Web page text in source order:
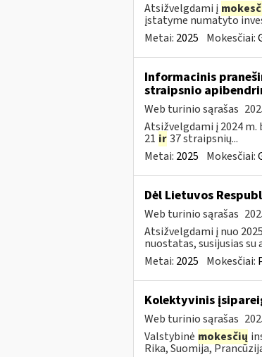
Atsižvelgdami į
įstatyme numatyto
Metai: 2025 Mokesčiai:
Informacinis
straipsnio
Web turinio sąrašas
Atsižvelgdami į 2024
21 ir 37 straipsnių...
Metai: 2025 Mokesčiai:
Dėl Lietuvos
Web turinio sąrašas
Atsižvelgdami į nuo
nuostatas, susijusias
Metai: 2025 Mokesčiai:
Kolektyvinis
Web turinio sąrašas
Valstybinė mokesčių
Rika, Suomija,